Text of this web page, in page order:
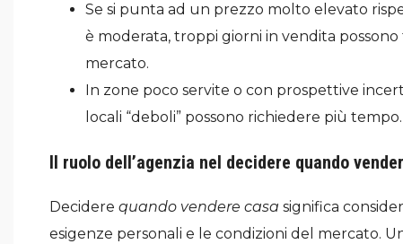
Se si punta ad un prezzo molto elevato
è moderata, troppi giorni in vendita
mercato.
In zone poco servite o con prospettive
locali “deboli” possono richiedere più tempo.
Il ruolo dell’agenzia nel decidere quando
Decidere quando vendere casa significa
esigenze personali e le condizioni del mercato.